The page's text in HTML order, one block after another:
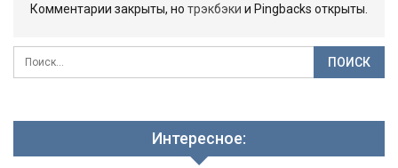
Комментарии закрыты, но трэкбэки и Pingbacks открыты.
Интересное: